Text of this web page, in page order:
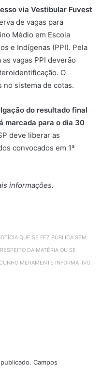
via Vestibular Fuvest
de vagas para
Médio em Escola
e Indígenas (PPI). Pela
vagas PPI deverão
O
no sistema de cotas.
do resultado final
marcada para o dia 30
deve liberar as
convocados em 1ª
informações.
QUE SE FEZ PÚBLICA SEM
DA MATÉRIA OU SE
MERAMENTE INFORMATIVO.
Campos